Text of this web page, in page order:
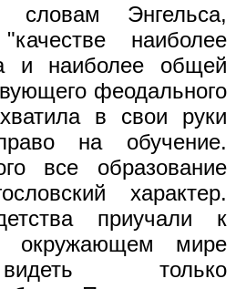
словам Энгельса,
наиболее
и наиболее общей
феодального
в свои руки
на обучение.
все образование
характер.
приучали к
мире
только